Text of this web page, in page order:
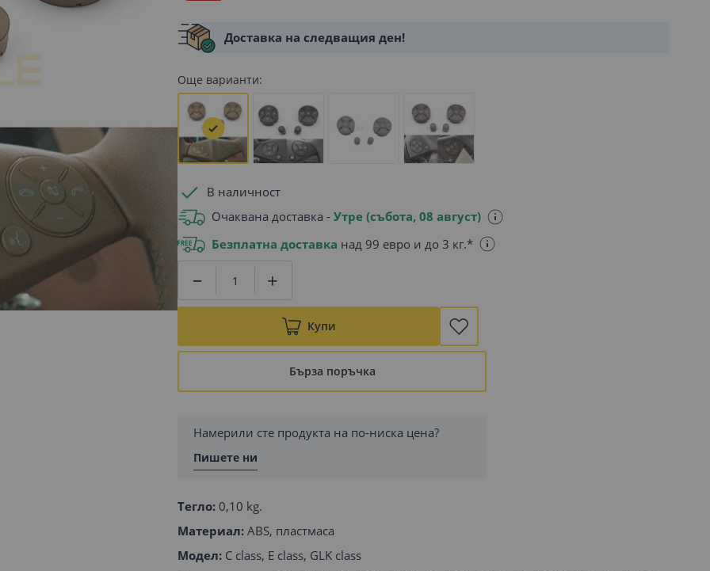
Доставка на следващия ден!
Още варианти:
В наличност
Очаквана доставка - Утре (събота, 08 август)
Безплатна доставка над 99 евро и до 3 кг.*
Купи
Бърза поръчка
Намерили сте продукта на по-ниска цена?
Пишете ни
Тегло: 0,10 kg.
Материал: ABS, пластмаса
Модел: C class, E class, GLK class